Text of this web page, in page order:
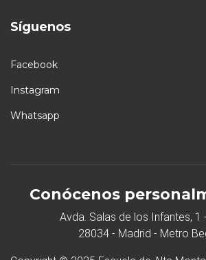
Síguenos
Facebook
Instagram
Whatsapp
Conócenos
Avda. Salas de los Infantes, 1
28034 - Madrid - Metro